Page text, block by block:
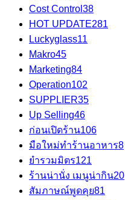
Cost Control 38
HOT UPDATE281
Luckyglass11
Makro45
Marketing84
Operation102
SUPPLIER35
Up Selling46
ก่อนเปิดร้าน106
มือใหม่ทำร้านอาหาร8
ยำรวมมิตร121
ร้านน่านั่ง เมนูน่ากิน20
สัมภาษณ์พูดคุย81